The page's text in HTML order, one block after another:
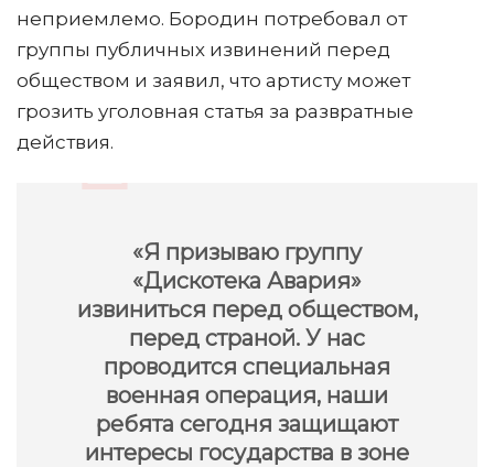
неприемлемо. Бородин потребовал от
группы публичных извинений перед
обществом и заявил, что артисту может
грозить уголовная статья за развратные
действия.
«Я призываю группу
«Дискотека Авария»
извиниться перед обществом,
перед страной. У нас
проводится специальная
военная операция, наши
ребята сегодня защищают
интересы государства в зоне